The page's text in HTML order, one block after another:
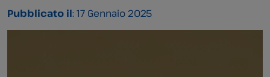
Pubblicato il: 17 Gennaio 2025